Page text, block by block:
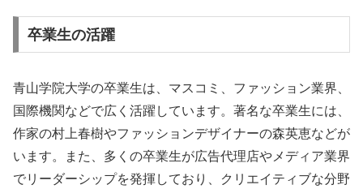
卒業生の活躍
青山学院大学の卒業生は、マスコミ、ファッション業界、
国際機関などで広く活躍しています。著名な卒業生には、
作家の村上春樹やファッションデザイナーの森英恵などが
います。また、多くの卒業生が広告代理店やメディア業界
でリーダーシップを発揮しており、クリエイティブな分野